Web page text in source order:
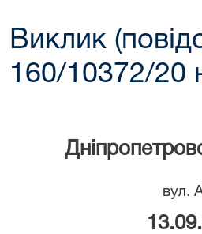
Виклик
160/10372/20
вул.